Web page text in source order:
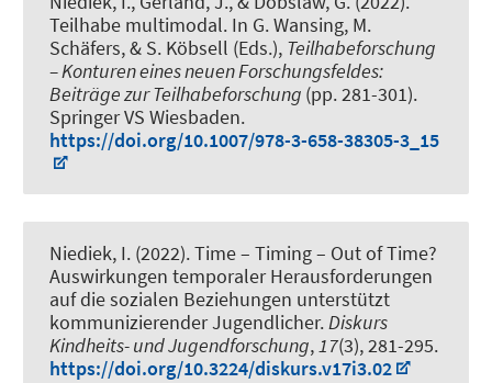
Teilhabe multimodal. In G. Wansing, M.
Schäfers, & S. Köbsell (Eds.), Teilhabeforschung
– Konturen eines neuen Forschungsfeldes:
Beiträge zur Teilhabeforschung (pp. 281-301).
Springer VS Wiesbaden.
https://doi.org/10.1007/978-3-658-38305-3_15
Niediek, I. (2022).Time – Timing – Out of Time?
Auswirkungen temporaler Herausforderungen
auf die sozialen Beziehungen unterstützt
kommunizierender Jugendlicher.Diskurs
Kindheits- und Jugendforschung,17(3), 281-295.
https://doi.org/10.3224/diskurs.v17i3.02